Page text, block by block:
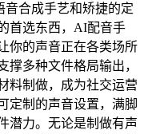
音合成手艺和矫捷的定
首选东西，AI配音手
你的声音正在各类场所
多种文件格局输出，
料制做，成为社交运营
定制的声音设置，满脚
潜力。无论是制做有声